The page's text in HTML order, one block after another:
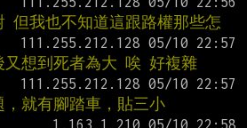
但我也不知道這跟路權那些怎
想到死者為大 唉 好複雜
就有腳踏車，貼三小